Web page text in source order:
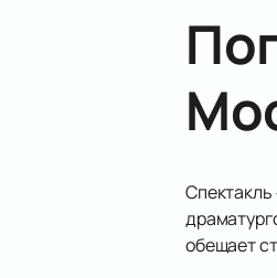
обещает